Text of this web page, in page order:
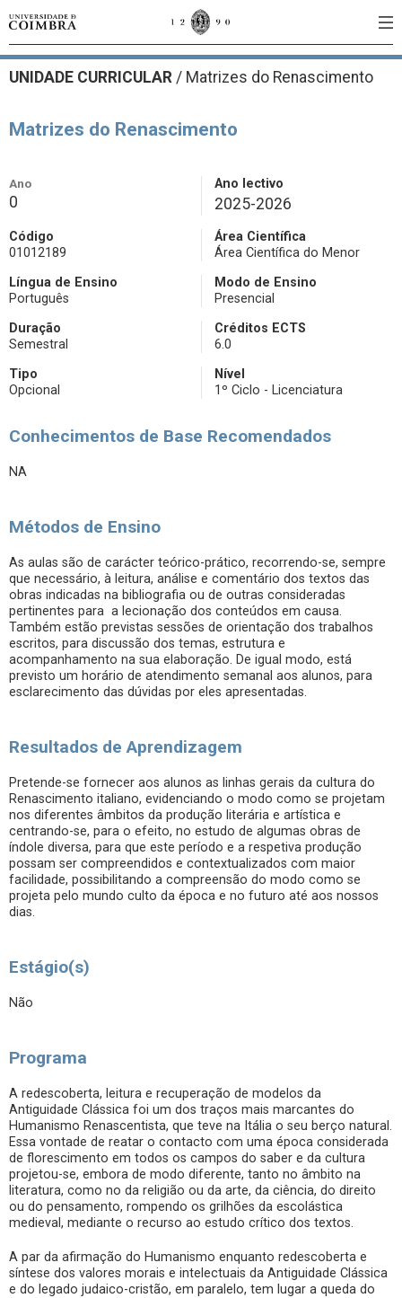
UNIDADE CURRICULAR / Matrizes do Renascimento
Matrizes do Renascimento
Ano
0
Ano lectivo
2025-2026
Código
01012189
Área Científica
Área Científica do Menor
Língua de Ensino
Português
Modo de Ensino
Presencial
Duração
Semestral
Créditos ECTS
6.0
Tipo
Opcional
Nível
1º Ciclo - Licenciatura
Conhecimentos de Base Recomendados
NA
Métodos de Ensino
As aulas são de carácter teórico-prático, recorrendo-se, sempre
que necessário, à leitura, análise e comentário dos textos das
obras indicadas na bibliografia ou de outras consideradas
pertinentes para a lecionação dos conteúdos em causa.
Também estão previstas sessões de orientação dos trabalhos
escritos, para discussão dos temas, estrutura e
acompanhamento na sua elaboração. De igual modo, está
previsto um horário de atendimento semanal aos alunos, para
esclarecimento das dúvidas por eles apresentadas.
Resultados de Aprendizagem
Pretende-se fornecer aos alunos as linhas gerais da cultura do
Renascimento italiano, evidenciando o modo como se projetam
nos diferentes âmbitos da produção literária e artística e
centrando-se, para o efeito, no estudo de algumas obras de
índole diversa, para que este período e a respetiva produção
possam ser compreendidos e contextualizados com maior
facilidade, possibilitando a compreensão do modo como se
projeta pelo mundo culto da época e no futuro até aos nossos
dias.
Estágio(s)
Não
Programa
A redescoberta, leitura e recuperação de modelos da
Antiguidade Clássica foi um dos traços mais marcantes do
Humanismo Renascentista, que teve na Itália o seu berço natural.
Essa vontade de reatar o contacto com uma época considerada
de florescimento em todos os campos do saber e da cultura
projetou-se, embora de modo diferente, tanto no âmbito na
literatura, como no da religião ou da arte, da ciência, do direito
ou do pensamento, rompendo os grilhões da escolástica
medieval, mediante o recurso ao estudo crítico dos textos.
A par da afirmação do Humanismo enquanto redescoberta e
síntese dos valores morais e intelectuais da Antiguidade Clássica
e do legado judaico-cristão, em paralelo, tem lugar a queda do